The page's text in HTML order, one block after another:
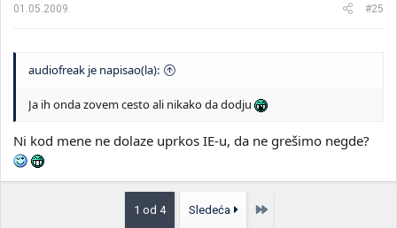
01.05.2009. #25
audiofreak je napisao(la):
Ja ih onda zovem cesto ali nikako da dodju
Ni kod mene ne dolaze uprkos IE-u, da ne grešimo negde?
1 od 4 Sledeća Poslednja